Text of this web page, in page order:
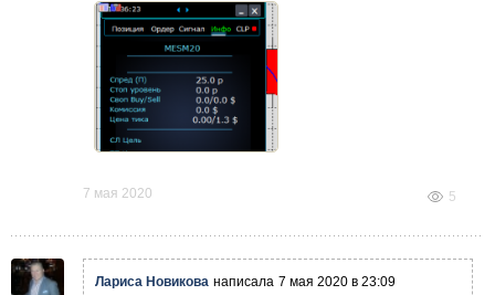
7 мая 2020 5
Лариса Новикова написала 7 мая 2020 в 23:09